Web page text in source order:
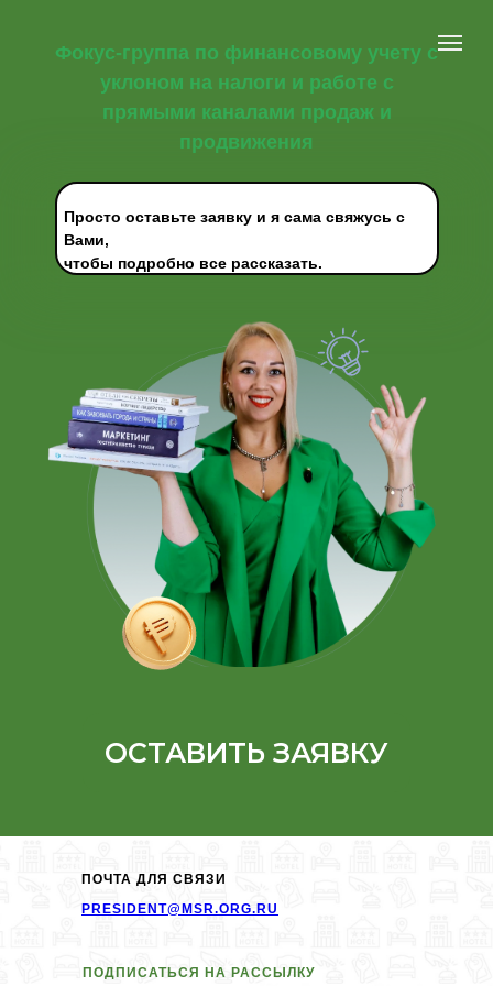
Фокус-группа по финансовому учету с
уклоном на налоги и работе с
прямыми каналами продаж и
продвижения
ОСТАВИТЬ ЗАЯВКУ
Просто оставьте заявку и я сама свяжусь с
Вами,
чтобы подробно все рассказать.
ПОЧТА ДЛЯ СВЯЗИ
ПОДПИСАТЬСЯ НА РАССЫЛКУ
PRESIDENT@MSR.ORG.RU